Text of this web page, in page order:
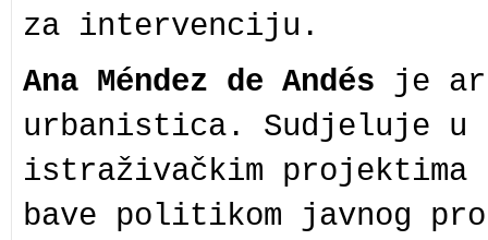
za intervenciju.
Ana Méndez de Andés je
urbanistica. Sudjeluje u
istraživačkim
bave politikom javnog